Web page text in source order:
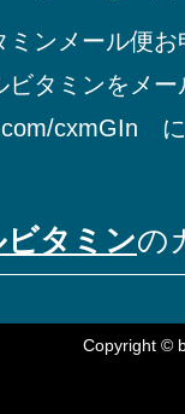
ミンメール便お
ビタミンをメ
cxmGIn
タミンの
Copyright ©